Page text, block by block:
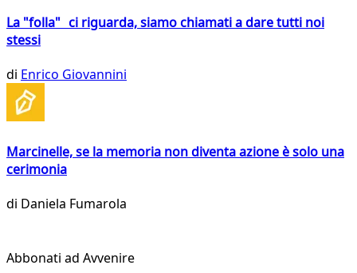
La "folla" ci riguarda, siamo chiamati a dare tutti noi
stessi
di Enrico Giovannini
Marcinelle, se la memoria non diventa azione è solo una
cerimonia
di Daniela Fumarola
Abbonati ad Avvenire